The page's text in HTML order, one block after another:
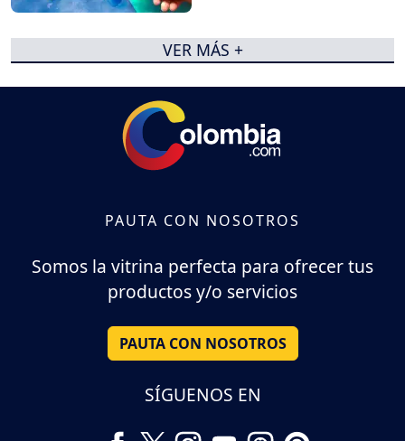
VER MÁS +
PAUTA CON NOSOTROS
Somos la vitrina perfecta para ofrecer tus
productos y/o servicios
PAUTA CON NOSOTROS
SÍGUENOS EN